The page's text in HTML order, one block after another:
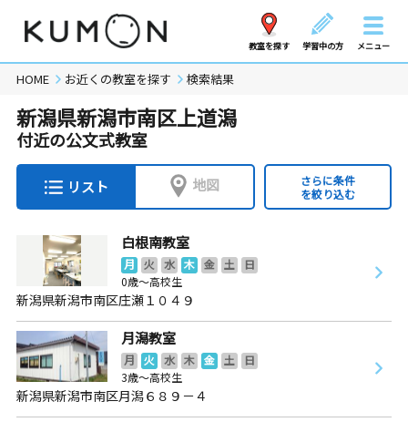
教室を探す 学習中の方 メニュー
HOME お近くの教室を探す 検索結果
新潟県新潟市南区上道潟
付近の公文式教室
リスト 地図
さらに条件
を絞り込む
白根南教室
月 火 水 木 金 土
日
0歳～高校生
新潟県新潟市南区庄瀬１０４９
月潟教室
月 火 水 木 金 土
日
3歳～高校生
新潟県新潟市南区月潟６８９－４